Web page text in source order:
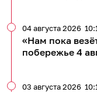
«Нам пока
побережье 4
04 августа 2026
03 августа 2026